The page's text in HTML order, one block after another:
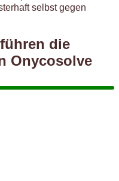
selbst gegen
die
Onycosolve